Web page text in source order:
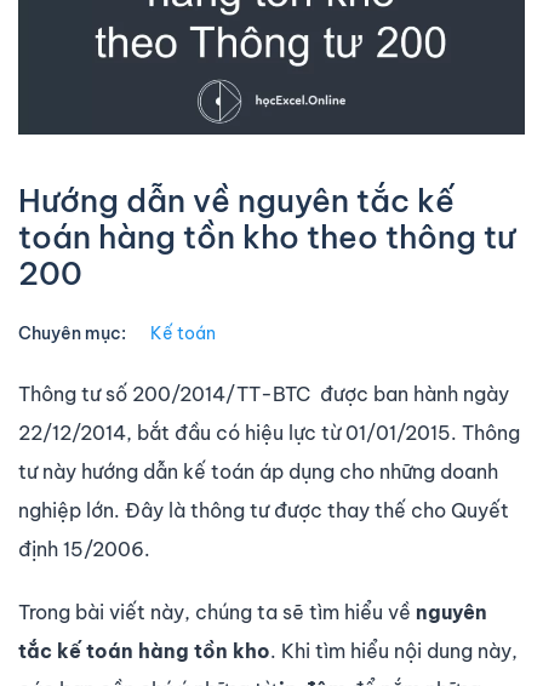
Hướng dẫn về nguyên tắc kế
toán hàng tồn kho theo thông tư
200
Chuyên mục: Kế toán
Thông tư số 200/2014/TT-BTC được ban hành ngày
22/12/2014, bắt đầu có hiệu lực từ 01/01/2015. Thông
tư này hướng dẫn kế toán áp dụng cho những doanh
nghiệp lớn. Đây là thông tư được thay thế cho Quyết
định 15/2006.
Trong bài viết này, chúng ta sẽ tìm hiểu về nguyên
tắc kế toán hàng tồn kho. Khi tìm hiểu nội dung này,